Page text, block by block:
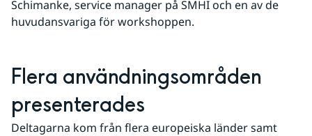
Schimanke, service manager på SMHI och en av de
huvudansvariga för workshoppen.
Flera användningsområden
presenterades
Deltagarna kom från flera europeiska länder samt